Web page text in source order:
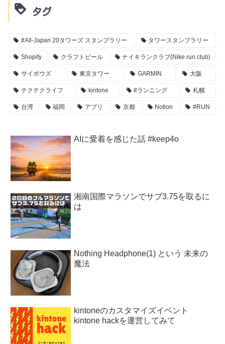
タグ
#All-Japan 20タワーズ スタンプラリー タワースタンプラリー
Shopify クラフトビール ナイキランクラブ(Nike run club)
サイボウズ 東京タワー GARMIN 大阪
テクテクライフ kintone #ランニング 札幌
台湾 福岡 アプリ 京都 Notion #RUN
AIに愛着を感じた話 #keep4o
湘南国際マラソンでサブ3.75を取るに
は
Nothing Headphone(1) という 未来の
魔法
kintoneのカスタマイズイベント
kintone hackを運営してみて